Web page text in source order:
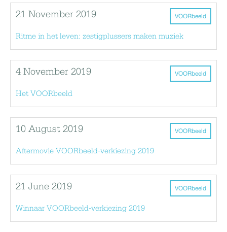
VOORbeeld
21 November 2019
Ritme in het leven: zestigplussers maken muziek
VOORbeeld
4 November 2019
Het VOORbeeld
VOORbeeld
10 August 2019
Aftermovie VOORbeeld-verkiezing 2019
VOORbeeld
21 June 2019
Winnaar VOORbeeld-verkiezing 2019